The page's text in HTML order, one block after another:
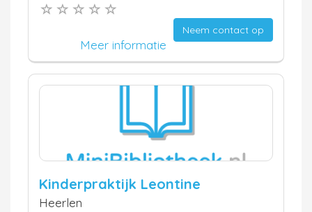
Neem contact op
Meer informatie
Kinderpraktijk Leontine
Heerlen